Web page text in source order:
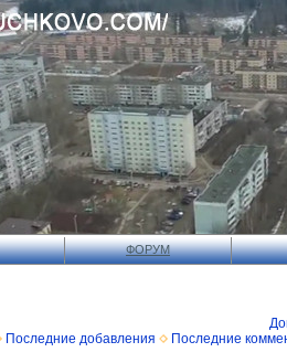
ФОРУМ
Последние добавления Последние